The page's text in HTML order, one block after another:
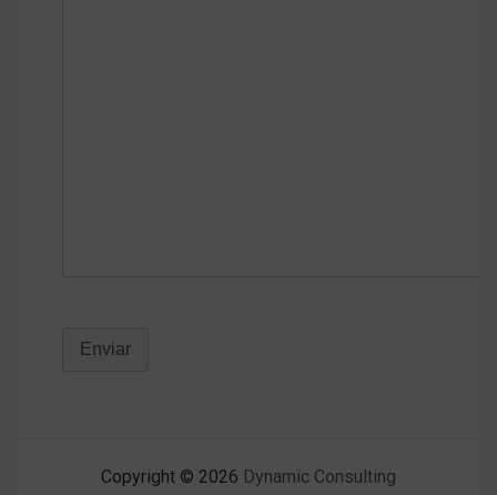
Copyright © 2026 Dynamic Consulting